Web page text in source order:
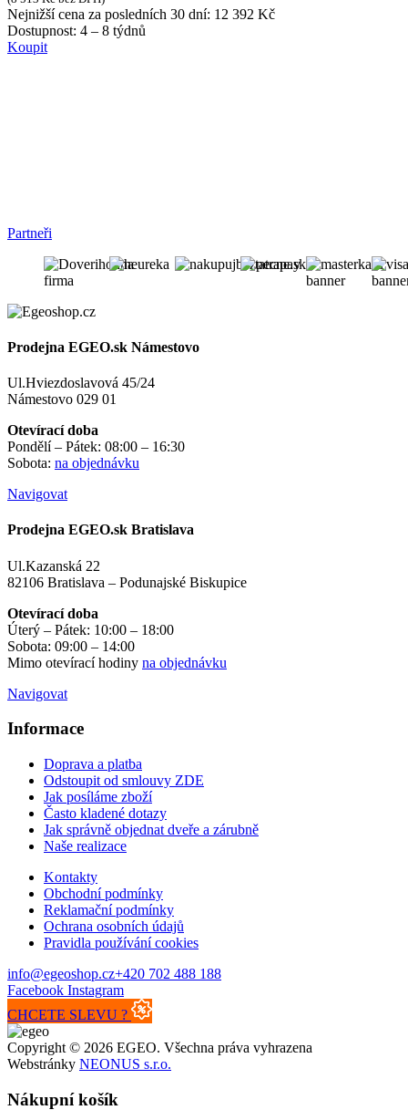
Nejnižší cena za posledních 30 dní: 12 392 Kč
Dostupnost: 4 – 8 týdnů
Koupit
Partneři
Prodejna EGEO.sk Námestovo
Ul.Hviezdoslavová 45/24
Námestovo 029 01
Otevírací doba
Pondělí – Pátek: 08:00 – 16:30
Sobota: na objednávku
Navigovat
Prodejna EGEO.sk Bratislava
Ul.Kazanská 22
82106 Bratislava – Podunajské Biskupice
Otevírací doba
Úterý – Pátek: 10:00 – 18:00
Sobota: 09:00 – 14:00
Mimo otevírací hodiny na objednávku
Navigovat
Informace
Doprava a platba
Odstoupit od smlouvy ZDE
Jak posíláme zboží
Často kladené dotazy
Jak správně objednat dveře a zárubně
Naše realizace
Kontakty
Obchodní podmínky
Reklamační podmínky
Ochrana osobních údajů
Pravidla používání cookies
info@egeoshop.cz+420 702 488 188
Facebook Instagram
CHCETE SLEVU ?
Copyright © 2026 EGEO. Všechna práva vyhrazena
Webstránky NEONUS s.r.o.
Nákupní košík